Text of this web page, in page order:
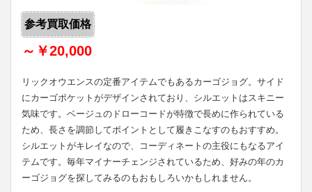
参考買取価格
～￥20,000
リックオウエンスの定番アイテムでもあるカーゴジョグ。サイド
にカーゴポケットがデザインされており、シルエットはスキニー
気味です。ベージュのドローコードが特徴で長めに作られている
ため、長さを調節してポイントとして履きこなすのもおすすめ。
シルエットがキレイなので、コーディネートの主役にもなるアイ
テムです。毎年マイナーチェンジされているため、好みの年のカ
ーゴジョグを探してみるのもおもしろいかもしれません。